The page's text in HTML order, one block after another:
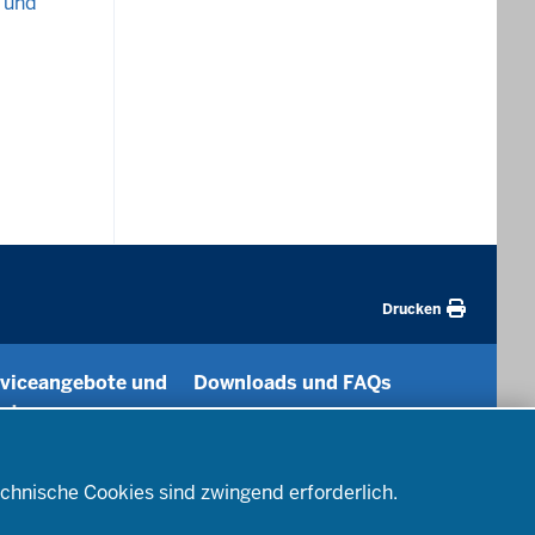
Cookies sind zwingend erforderlich.
Drucken
und
Downloads und FAQs
Für Ausbildungsschulen
Lehramtsanwärterinnen und -